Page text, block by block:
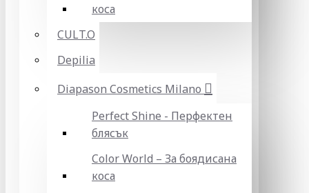
коса
CULT.O
Depilia
Diapason Cosmetics Milano
Perfect Shine - Перфектен
блясък
Color World – За боядисана
коса